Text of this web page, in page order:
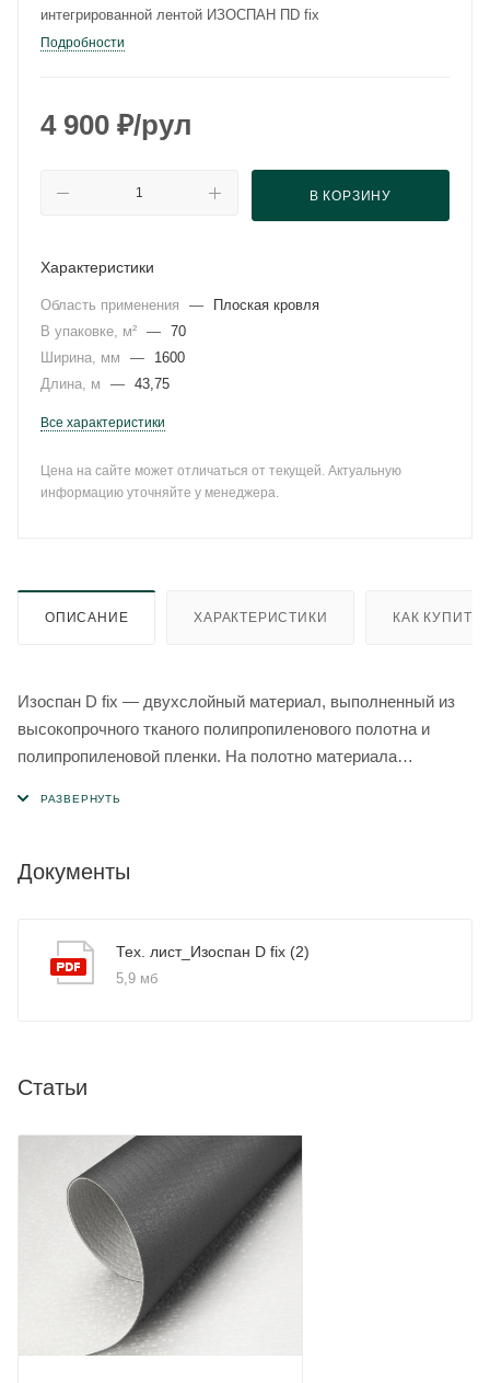
интегрированной лентой ИЗОСПАН ПD fix
Подробности
4 900 ₽/рул
В КОРЗИНУ
Характеристики
Область применения —
Плоская кровля
В упаковке, м² — 70
Ширина, мм
—
1600
Длина, м
— 43,75
Все характеристики
Цена на сайте может отличаться от текущей. Актуальную
информацию уточняйте у менеджера.
ОПИСАНИЕ ХАРАКТЕРИСТИКИ КАК КУПИТЬ
Изоспан D fix — двухслойный материал, выполненный из
высокопрочного тканого полипропиленового полотна и
полипропиленовой пленки. На полотно материала
Документы
Тех. лист_Изоспан D fix (2)
5,9 мб
Статьи